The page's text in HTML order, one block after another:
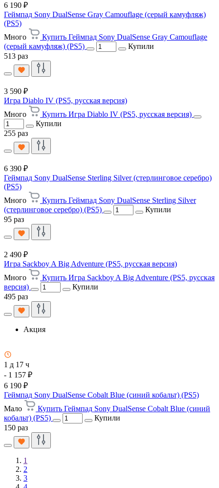
6 190 ₽
Геймпад Sony DualSense Gray Camouflage (серый камуфляж)
(PS5)
Много
Купить Геймпад Sony DualSense Gray Camouflage
(серый камуфляж) (PS5)
Купили
513 раз
3 590 ₽
Игра Diablo IV (PS5, русская версия)
Много
Купить Игра Diablo IV (PS5, русская версия)
Купили
255 раз
6 390 ₽
Геймпад Sony DualSense Sterling Silver (стерлинговое серебро)
(PS5)
Много
Купить Геймпад Sony DualSense Sterling Silver
(стерлинговое серебро) (PS5)
Купили
95 раз
2 490 ₽
Игра Sackboy A Big Adventure (PS5, русская версия)
Много
Купить Игра Sackboy A Big Adventure (PS5, русская
версия)
Купили
495 раз
Акция
1 д 17 ч
- 1 157 ₽
6 190 ₽
Геймпад Sony DualSense Cobalt Blue (синий кобальт) (PS5)
Мало
Купить Геймпад Sony DualSense Cobalt Blue (синий
кобальт) (PS5)
Купили
150 раз
1
2
3